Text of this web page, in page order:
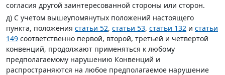
согласия другой заинтересованной стороны или сторон.
д) С учетом вышеупомянутых положений настоящего
пункта, положения статьи 52, статьи 53, статьи 132 и статьи
149 соответственно первой, второй, третьей и четвертой
конвенций, продолжают применяться к любому
предполагаемому нарушению Конвенций и
распространяются на любое предполагаемое нарушение